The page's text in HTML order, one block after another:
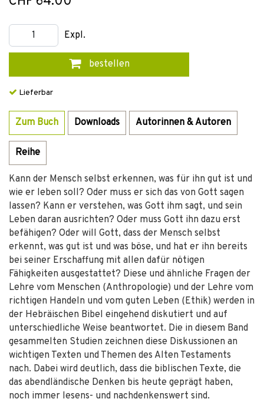
Expl.
bestellen
Lieferbar
Zum Buch Downloads Autorinnen & Autoren
Reihe
Kann der Mensch selbst erkennen, was für ihn gut ist und
wie er leben soll? Oder muss er sich das von Gott sagen
lassen? Kann er verstehen, was Gott ihm sagt, und sein
Leben daran ausrichten? Oder muss Gott ihn dazu erst
befähigen? Oder will Gott, dass der Mensch selbst
erkennt, was gut ist und was böse, und hat er ihn bereits
bei seiner Erschaffung mit allen dafür nötigen
Fähigkeiten ausgestattet? Diese und ähnliche Fragen der
Lehre vom Menschen (Anthropologie) und der Lehre vom
richtigen Handeln und vom guten Leben (Ethik) werden in
der Hebräischen Bibel eingehend diskutiert und auf
unterschiedliche Weise beantwortet. Die in diesem Band
gesammelten Studien zeichnen diese Diskussionen an
wichtigen Texten und Themen des Alten Testaments
nach. Dabei wird deutlich, dass die biblischen Texte, die
das abendländische Denken bis heute geprägt haben,
noch immer lesens- und nachdenkenswert sind.